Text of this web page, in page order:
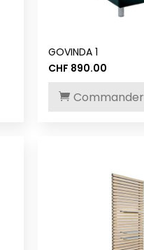
GOVINDA 1
CHF 890.00
Commander